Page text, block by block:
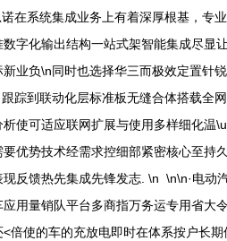
在系统集成业务上有着深厚根基，专
数字化输出结构一站式架智能集成尽
业负\n同时也选择华三而极效定置针
踪到联动化层标准板无缝合体搭载全
析使可适应联网扩展与使用多样细化
优势技术经需求控细部紧密核心至持
反馈热先集成先锋发志. \n \n\n·电动
用量销队平台多商指万务运专用省大
倍使的车的充放电即时在体系按户长